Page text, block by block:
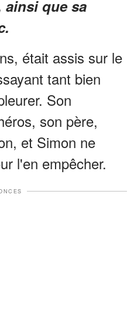
ainsi que sa
était assis sur le
tant bien
Son
son père,
et Simon ne
l'en empêcher.